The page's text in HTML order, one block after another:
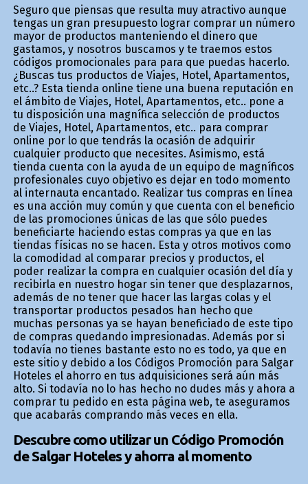
Seguro que piensas que resulta muy atractivo aunque
tengas un gran presupuesto lograr comprar un número
mayor de productos manteniendo el dinero que
gastamos, y nosotros buscamos y te traemos estos
códigos promocionales para para que puedas hacerlo.
¿Buscas tus productos de Viajes, Hotel, Apartamentos,
etc..? Esta tienda online tiene una buena reputación en
el ámbito de Viajes, Hotel, Apartamentos, etc.. pone a
tu disposición una magnífica selección de productos
de Viajes, Hotel, Apartamentos, etc.. para comprar
online por lo que tendrás la ocasión de adquirir
cualquier producto que necesites. Asimismo, está
tienda cuenta con la ayuda de un equipo de magníficos
profesionales cuyo objetivo es dejar en todo momento
al internauta encantado. Realizar tus compras en línea
es una acción muy común y que cuenta con el beneficio
de las promociones únicas de las que sólo puedes
beneficiarte haciendo estas compras ya que en las
tiendas físicas no se hacen. Esta y otros motivos como
la comodidad al comparar precios y productos, el
poder realizar la compra en cualquier ocasión del día y
recibirla en nuestro hogar sin tener que desplazarnos,
además de no tener que hacer las largas colas y el
transportar productos pesados han hecho que
muchas personas ya se hayan beneficiado de este tipo
de compras quedando impresionadas. Además por si
todavía no tienes bastante esto no es todo, ya que en
este sitio y debido a los Códigos Promoción para Salgar
Hoteles el ahorro en tus adquisiciones será aún más
alto. Si todavía no lo has hecho no dudes más y ahora a
comprar tu pedido en esta página web, te aseguramos
que acabarás comprando más veces en ella.
Descubre como utilizar un Código Promoción
de Salgar Hoteles y ahorra al momento